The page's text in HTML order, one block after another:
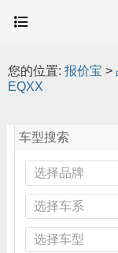
您的位置: 报价宝 >
EQXX
车型搜索
选择品牌
选择车系
选择车型